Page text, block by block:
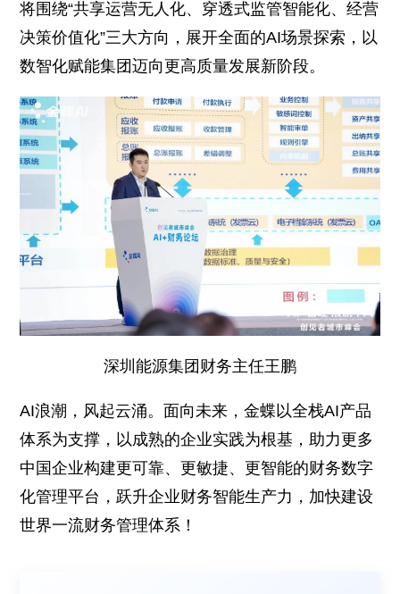
将围绕“共享运营无人化、穿透式监管智能化、经营
决策价值化”三大方向，展开全面的AI场景探索，以
数智化赋能集团迈向更高质量发展新阶段。
深圳能源集团财务主任王鹏
AI浪潮，风起云涌。面向未来，金蝶以全栈AI产品
体系为支撑，以成熟的企业实践为根基，助力更多
中国企业构建更可靠、更敏捷、更智能的财务数字
化管理平台，跃升企业财务智能生产力，加快建设
世界一流财务管理体系！